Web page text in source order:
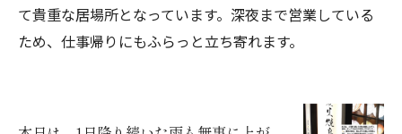
て貴重な居場所となっています。深夜まで営業している
ため、仕事帰りにもふらっと立ち寄れます。